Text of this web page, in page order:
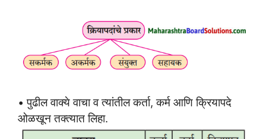
• पुढील वाक्ये वाचा व त्यांतील कर्ता, कर्म आणि क्रियापदे
ओळखून तक्त्यात लिहा.